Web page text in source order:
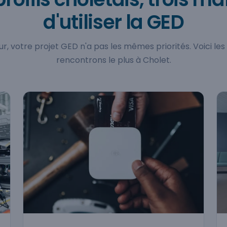
d'utiliser la GED
votre projet GED n'a pas les mêmes priorités. Voici
rencontrons le plus à Cholet.